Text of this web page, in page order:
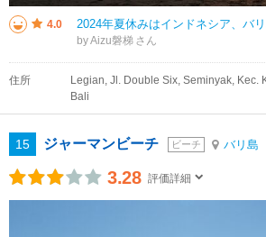
4.0
by Aizu磐梯
住所
Legian, Jl. Double Six, Seminyak, Kec.
Bali
15 ジャーマンビーチ ビーチ バリ島
3.28 評価詳細